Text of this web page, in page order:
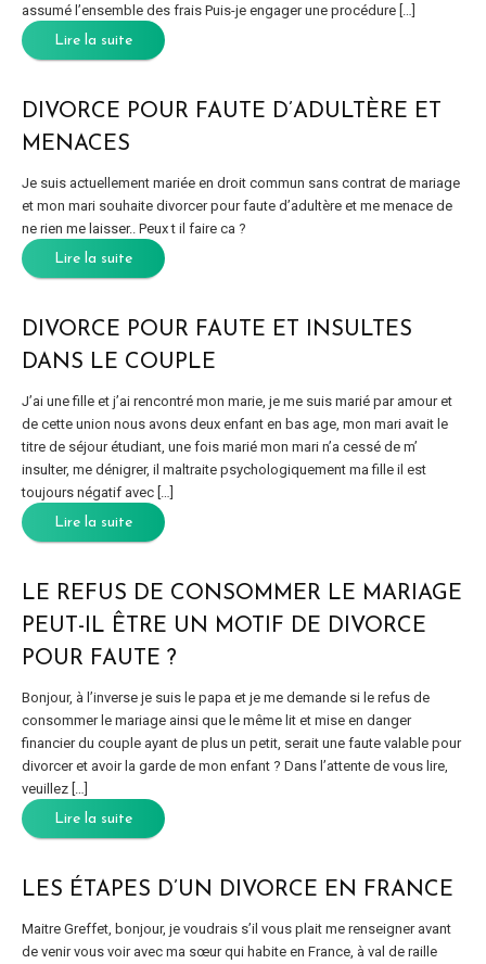
assumé l’ensemble des frais Puis-je engager une procédure […]
Lire la suite
DIVORCE POUR FAUTE D’ADULTÈRE ET
MENACES
Je suis actuellement mariée en droit commun sans contrat de mariage
et mon mari souhaite divorcer pour faute d’adultère et me menace de
ne rien me laisser.. Peux t il faire ca ?
Lire la suite
DIVORCE POUR FAUTE ET INSULTES
DANS LE COUPLE
J’ai une fille et j’ai rencontré mon marie, je me suis marié par amour et
de cette union nous avons deux enfant en bas age, mon mari avait le
titre de séjour étudiant, une fois marié mon mari n’a cessé de m’
insulter, me dénigrer, il maltraite psychologiquement ma fille il est
toujours négatif avec […]
Lire la suite
LE REFUS DE CONSOMMER LE MARIAGE
PEUT-IL ÊTRE UN MOTIF DE DIVORCE
POUR FAUTE ?
Bonjour, à l’inverse je suis le papa et je me demande si le refus de
consommer le mariage ainsi que le même lit et mise en danger
financier du couple ayant de plus un petit, serait une faute valable pour
divorcer et avoir la garde de mon enfant ? Dans l’attente de vous lire,
veuillez […]
Lire la suite
LES ÉTAPES D’UN DIVORCE EN FRANCE
Maitre Greffet, bonjour, je voudrais s’il vous plait me renseigner avant
de venir vous voir avec ma sœur qui habite en France, à val de raille